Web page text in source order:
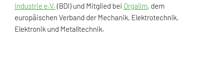
Industrie e.V. (BDI) und Mitglied bei Orgalim, dem
europäischen Verband der Mechanik, Elektrotechnik,
Elektronik und Metalltechnik.